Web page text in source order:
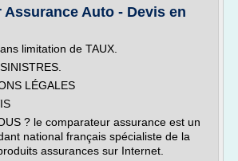
Assurance Auto - Devis en
limitation de TAUX.
LÉGALES
? le comparateur assurance est un
national français spécialiste de la
assurances sur Internet.